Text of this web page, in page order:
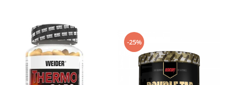
REDCON1
Revoflex
Rich Piana 5% Nutrition
Scitec
-25%